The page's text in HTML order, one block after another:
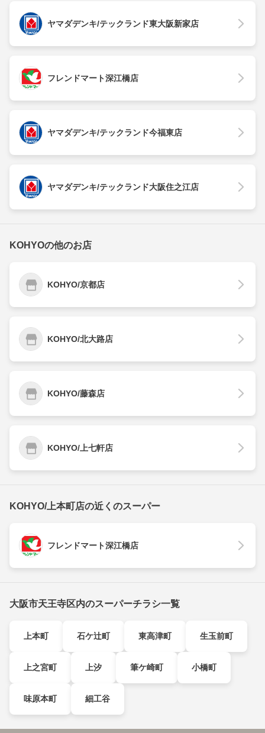
ヤマダデンキ/テックランド東大阪新家店
フレンドマート深江橋店
ヤマダデンキ/テックランド今福東店
ヤマダデンキ/テックランド大阪住之江店
KOHYOの他のお店
KOHYO/京都店
KOHYO/北大路店
KOHYO/藤森店
KOHYO/上七軒店
KOHYO/上本町店の近くのスーパー
フレンドマート深江橋店
大阪市天王寺区内のスーパーチラシ一覧
上本町 石ケ辻町 東高津町 生玉前町
上之宮町 上汐 筆ケ崎町 小橋町
味原本町 細工谷